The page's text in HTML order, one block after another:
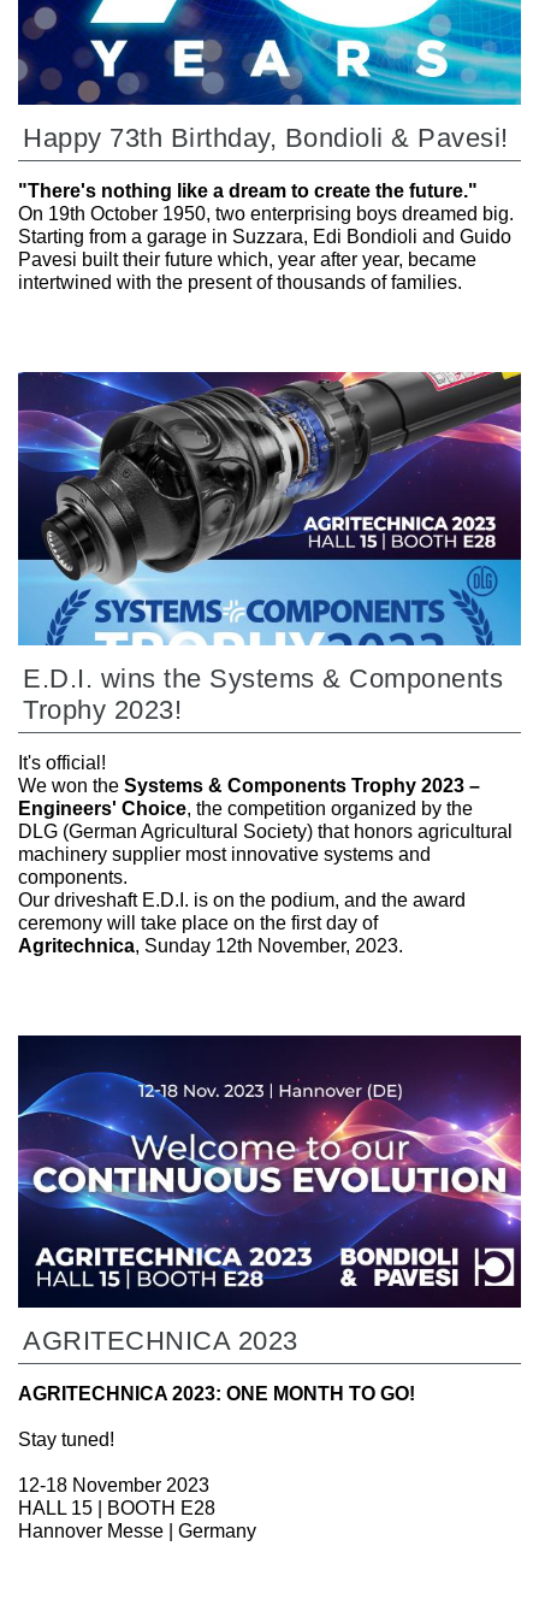
Happy 73th Birthday, Bondioli & Pavesi!
"There's nothing like a dream to create the future."
On 19th October 1950, two enterprising boys dreamed big.
Starting from a garage in Suzzara, Edi Bondioli and Guido
Pavesi built their future which, year after year, became
intertwined with the present of thousands of families.
E.D.I. wins the Systems & Components
Trophy 2023!
It's official!
We won the Systems & Components Trophy 2023 –
Engineers' Choice, the competition organized by the
DLG (German Agricultural Society) that honors agricultural
machinery supplier most innovative systems and
components.
Our driveshaft E.D.I. is on the podium, and the award
ceremony will take place on the first day of
Agritechnica, Sunday 12th November, 2023.
AGRITECHNICA 2023
AGRITECHNICA 2023: ONE MONTH TO GO!
Stay tuned!
12-18 November 2023
HALL 15 | BOOTH E28
Hannover Messe | Germany